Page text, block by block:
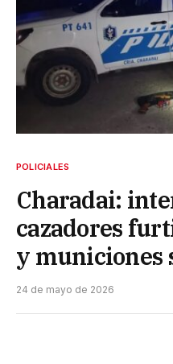
POLICIALES
Charadai:
cazadores
y municiones
24 de mayo de 2026